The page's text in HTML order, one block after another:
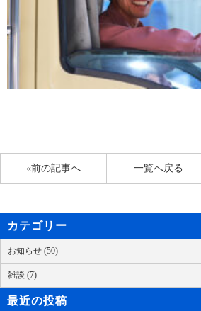
«前の記事へ 一覧へ戻る
カテゴリー
お知らせ (50)
雑談 (7)
最近の投稿